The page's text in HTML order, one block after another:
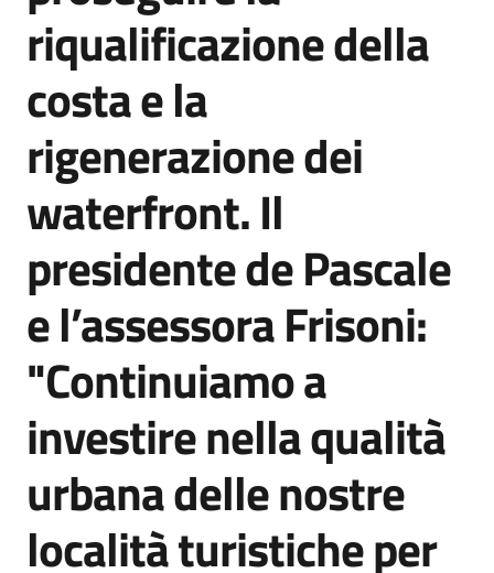
su
riqualificazione della
costa e la
rigenerazione dei
waterfront. Il
presidente de Pascale
e l’assessora Frisoni:
"Continuiamo a
investire nella qualità
urbana delle nostre
località turistiche per